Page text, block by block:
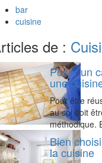
bar
cuisine
de :
Poser un
une
Pour être
au sol doit
méthodique.
Bien
la cuisine